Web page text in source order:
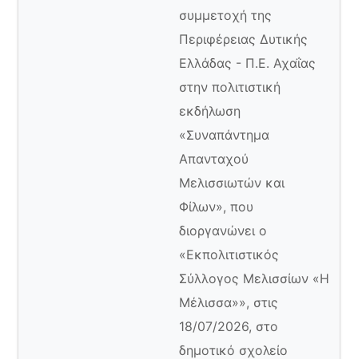
συμμετοχή της
Περιφέρειας Δυτικής
Ελλάδας - Π.Ε. Αχαΐας
στην πολιτιστική
εκδήλωση
«Συναπάντημα
Απανταχού
Μελισσιωτών και
Φίλων», που
διοργανώνει ο
«Εκπολιτιστικός
Σύλλογος Μελισσίων «Η
Μέλισσα»», στις
18/07/2026, στο
δημοτικό σχολείο